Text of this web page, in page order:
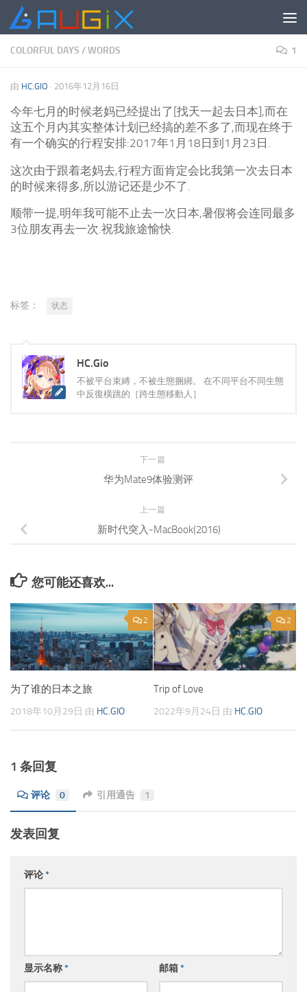
跳至内容
COLORFUL DAYS /WORDS 1
由 HC.GIO · 2016年12月16日
今年七月的时候老妈已经提出了[找天一起去日本],而在
这五个月内其实整体计划已经搞的差不多了,而现在终于
有一个确实的行程安排:2017年1月18日到1月23日.
这次由于跟着老妈去,行程方面肯定会比我第一次去日本
的时候来得多,所以游记还是少不了.
顺带一提,明年我可能不止去一次日本,暑假将会连同最多
3位朋友再去一次.祝我旅途愉快.
标签： 状态
HC.Gio
不被平台束縛，不被生態捆綁。 在不同平台不同生態
中反復橫跳的［跨生態移動人］
下一篇
华为Mate9体验测评
上一篇
新时代突入-MacBook(2016)
您可能还喜欢...
2
为了谁的日本之旅
2018年10月29日 由 HC.GIO
2
Trip of Love
2022年9月24日 由 HC.GIO
1 条回复
评论 0 引用通告 1
发表回复
评论*
显示名称* 邮箱*